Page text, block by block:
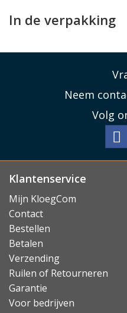
In de verpakking
Neem
Volg
Klantenservice
Mijn KloegCom
Contact
Bestellen
Betalen
Verzending
Ruilen of Retourneren
Garantie
Voor bedrijven